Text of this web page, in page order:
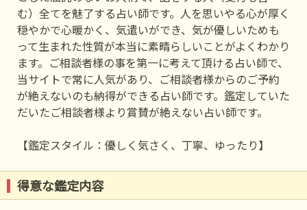
む）全てを魅了する占い師です。人を思いやる心が厚く
穏やかで心暖かく、気遣いができ、気が優しいためも
って生まれた性質が本当に素晴らしいことがよくわかり
ます。ご相談者様の事を第一に考えて頂ける占い師で、
当サイトで常に人気があり、ご相談者様からのご予約
が絶えないのも納得ができる占い師です。鑑定していた
だいたご相談者様より賞賛が絶えない占い師です。
【鑑定スタイル：優しく気さく、丁寧、ゆったり】
得意な鑑定内容